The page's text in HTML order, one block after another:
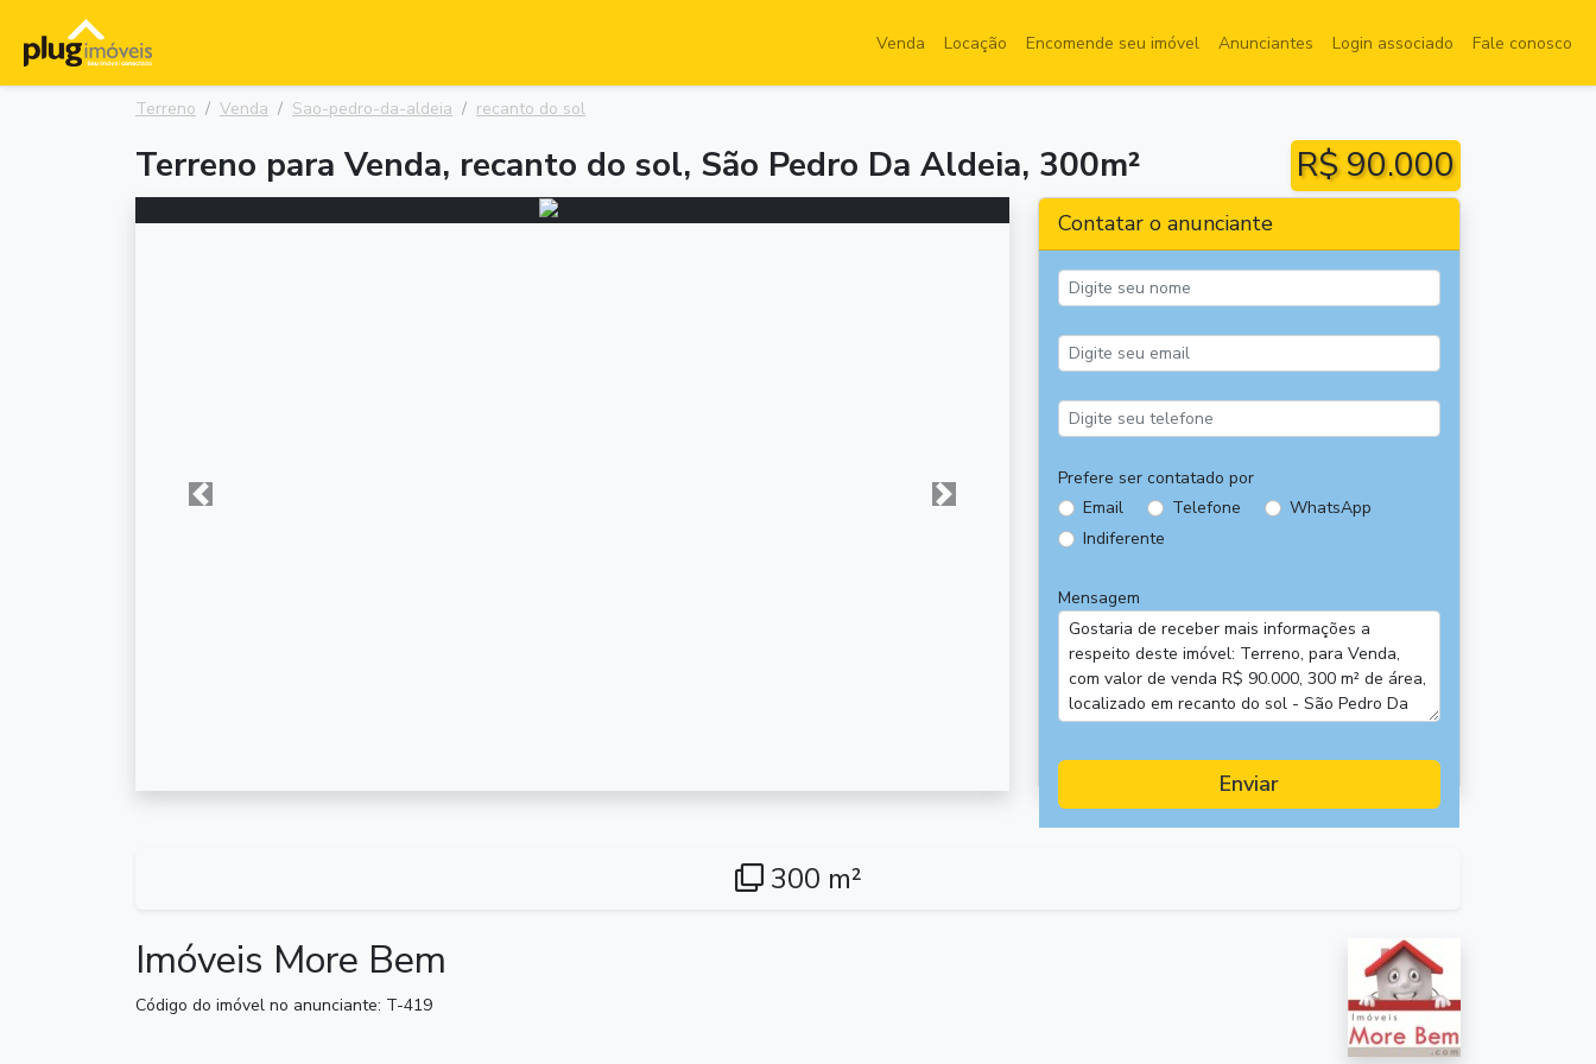
Venda Locação Encomende seu imóvel Anunciantes Login associado Fale conosco
Terreno Venda Sao-pedro-da-aldeia recanto do sol
Terreno para Venda, recanto do sol, São Pedro Da Aldeia, 300m² R$ 90.000
Anterior Próxima
Contatar o anunciante
Prefere ser contatado por
Email
Telefone
WhatsApp
Indiferente
Mensagem
Enviar
300 m²
Imóveis More Bem
Código do imóvel no anunciante: T-419